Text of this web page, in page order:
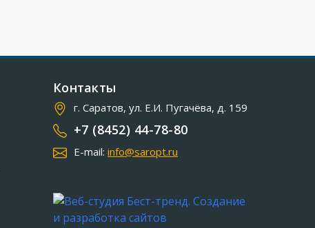
Контакты
г. Саратов, ул. Е.И. Пугачёва, д. 159
+7 (8452) 44-78-80
E-mail: info@saropt.ru